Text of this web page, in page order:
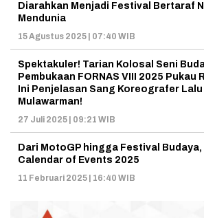
Diarahkan Menjadi Festival Bertaraf
Mendunia
15 Agustus 2025 | 07:40 WIB
Spektakuler! Tarian Kolosal Seni
Pembukaan FORNAS VIII 2025 Pukau
Ini Penjelasan Sang Koreografer
Mulawarman!
27 Juli 2025 | 09:21 WIB
Dari MotoGP hingga Festival Budaya,
Calendar of Events 2025
11 Februari 2025 | 16:40 WIB